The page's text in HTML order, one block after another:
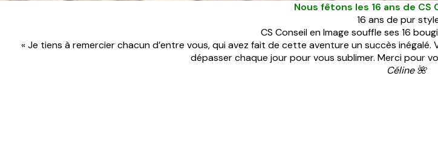
Nous fêtons les 16 ans de CS
16 ans de pur
CS Conseil en Image souffle ses 16
« Je tiens à remercier chacun d’entre vous, qui avez fait de cette aventure un succès
dépasser chaque jour pour vous sublimer. Merci pour
Céline 🌺